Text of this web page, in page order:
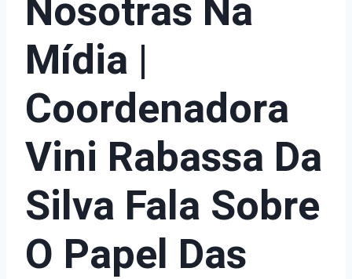
Nosotras Na
Mídia |
Coordenadora
Vini Rabassa Da
Silva Fala Sobre
O Papel Das